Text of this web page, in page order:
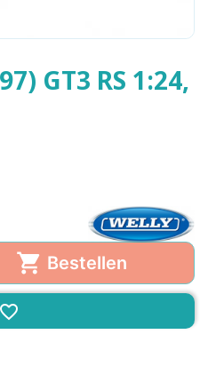
GT3 RS 1:24,
 Bestellen
favorite_border